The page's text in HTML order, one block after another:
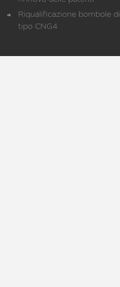
Riqualificazione bombole di
tipo CNG4